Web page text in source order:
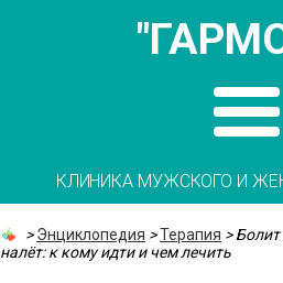
КЛИНИКА МУЖСКОГО И
>Энциклопедия >Терапия >
налёт: к кому идти и чем лечить